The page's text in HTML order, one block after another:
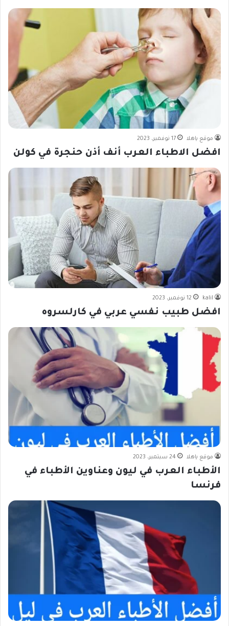
موقع ياهلا 17 نوفمبر، 2023
افضل الاطباء العرب أنف أذن حنجرة في كولن
kalil 12 نوفمبر، 2023
افضل طبيب نفسي عربي في كارلسروه
موقع ياهلا 24 سبتمبر، 2023
الأطباء العرب في ليون وعناوين الأطباء في
فرنسا